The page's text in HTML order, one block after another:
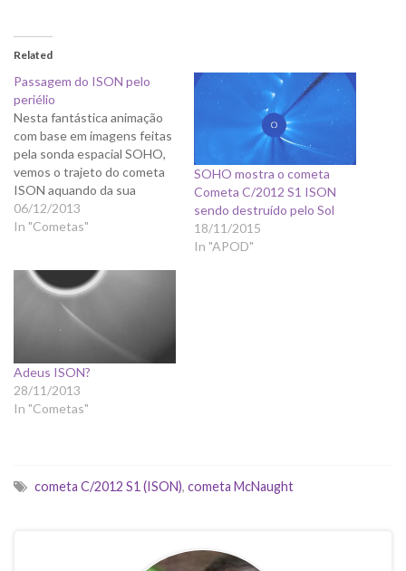
Related
Passagem do ISON pelo
periélio
Nesta fantástica animação
com base em imagens feitas
pela sonda espacial SOHO,
vemos o trajeto do cometa
ISON aquando da sua
passagem perto do Sol.
Comparem esta animação do
imagens feitas pela mesma
sonda SoHO aquando da
passagem do cometa
McNaught…
06/12/2013
In "Cometas"
SOHO mostra o cometa
Cometa C/2012 S1 ISON
sendo destruído pelo Sol
18/11/2015
In "APOD"
Adeus ISON?
28/11/2013
In "Cometas"
cometa C/2012 S1 (ISON), cometa McNaught